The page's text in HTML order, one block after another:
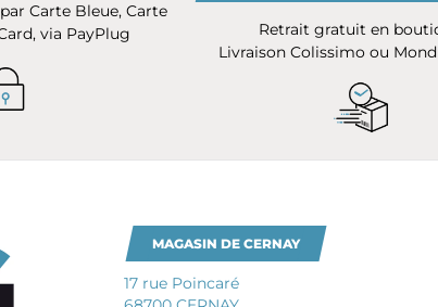
Carte Bleue, Carte
via PayPlug
Retrait gratuit en
Livraison Colissimo ou
MAGASIN DE CERNAY
17 rue Poincaré